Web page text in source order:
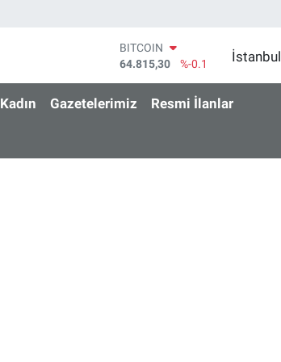
BITCOIN
64.815,30
%-0.1
47,7436
%0.18
EURO
64,4811
%0.38
İstanbul
Kadın Gazetelerimiz Resmi İlanlar